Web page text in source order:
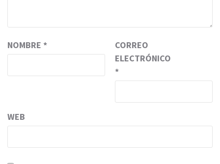
NOMBRE *
CORREO
ELECTRÓNICO
*
WEB